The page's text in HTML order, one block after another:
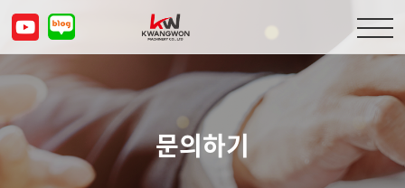
회사소개
제품소개
문의하기